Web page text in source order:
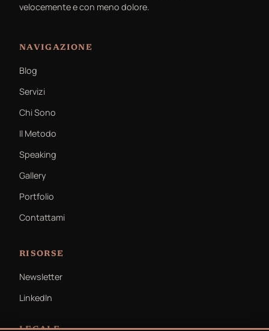
velocemente e con meno dolore.
NAVIGAZIONE
Blog
Servizi
Chi Sono
Il Metodo
Speaking
Gallery
Portfolio
Contattami
RISORSE
Newsletter
LinkedIn